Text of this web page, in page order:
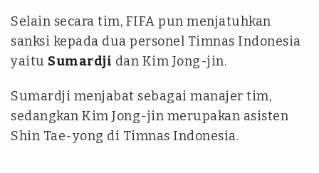
Selain secara tim, FIFA pun menjatuhkan
sanksi kepada dua personel Timnas Indonesia
yaitu Sumardji dan Kim Jong-jin.
Sumardji menjabat sebagai manajer tim,
sedangkan Kim Jong-jin merupakan asisten
Shin Tae-yong di Timnas Indonesia.